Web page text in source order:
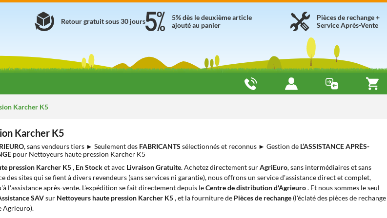
Pièces de rechange +
Service Après-Vente
5% dès le deuxième article
ajouté au panier
Retour gratuit sous 30 jours
Karcher K5
Karcher K5
, sans vendeurs tiers ► Seulement des FABRICANTS sélectionnés et reconnus ► Gestion de L’ASSISTANCE APRÈS-
pour Nettoyeurs haute pression Karcher K5
pression Karcher K5, En Stocket avec Livraison Gratuite. Achetez directement surAgriEuro, sans intermédiaires et sans
des sites qui se fient à divers revendeurs (sans services ni garantie), nous offrons un service d'assistance direct et complet,
l'assistance après-vente. L'expédition se fait directement depuis leCentre de distribution d'Agrieuro. Et nous sommes le seul
SAVsur Nettoyeurs haute pression Karcher K5, et la fourniture de Pièces de rechange (l'éclaté des pièces de rechange
Agrieuro).